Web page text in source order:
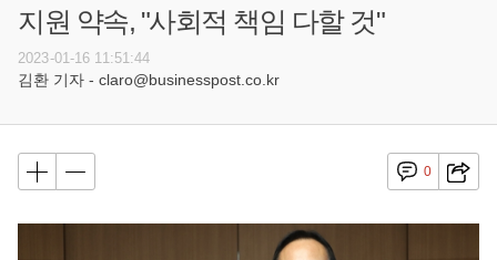
지원 약속, "사회적 책임 다할 것"
2023-01-16 11:51:44
김환 기자 - claro@businesspost.co.kr
0